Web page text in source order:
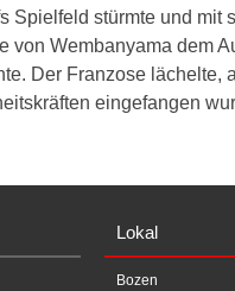
Spielfeld stürmte und mit
von Wembanyama dem
Der Franzose lächelte,
eingefangen
Lokal
Bozen